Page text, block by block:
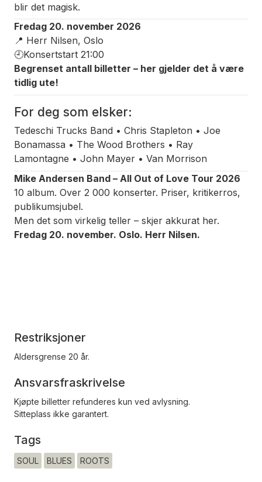
blir det magisk.
Fredag 20. november 2026
📍 Herr Nilsen, Oslo
🕘Konsertstart 21:00
Begrenset antall billetter – her gjelder det å være
tidlig ute!
For deg som elsker:
Tedeschi Trucks Band • Chris Stapleton • Joe
Bonamassa • The Wood Brothers • Ray
Lamontagne • John Mayer • Van Morrison
Mike Andersen Band – All Out of Love Tour 2026
10 album. Over 2 000 konserter. Priser, kritikerros,
publikumsjubel.
Men det som virkelig teller – skjer akkurat her.
Fredag 20. november. Oslo. Herr Nilsen.
Restriksjoner
Aldersgrense 20 år.
Ansvarsfraskrivelse
Kjøpte billetter refunderes kun ved avlysning.
Sitteplass ikke garantert.
Tags
SOUL BLUES ROOTS